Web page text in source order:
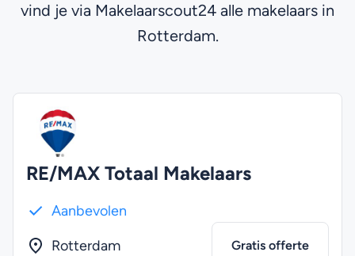
vind je via Makelaarscout24 alle makelaars in
Rotterdam.
RE/MAX Totaal Makelaars
Aanbevolen
Rotterdam
Gratis offerte